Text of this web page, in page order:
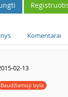
Komentarai
02-13
Baudžiamoji byla